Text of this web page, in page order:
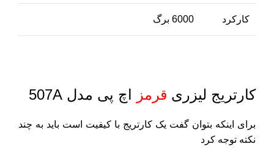
کارکرد
کارتریج لیزری قرمز اچ پی مدل 507A
برای اینکه بتوان گفت یک کارتریج با کیفیت است باید به چند
نکته توجه کرد